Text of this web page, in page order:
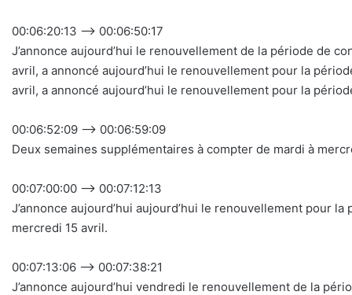
00:06:20:13 –> 00:06:50:17
J’annonce aujourd’hui le renouvellement de la période de
avril, a annoncé aujourd’hui le renouvellement pour la
avril, a annoncé aujourd’hui le renouvellement pour la
00:06:52:09 –> 00:06:59:09
Deux semaines supplémentaires à compter de mardi à
00:07:00:00 –> 00:07:12:13
J’annonce aujourd’hui aujourd’hui le renouvellement pour
mercredi 15 avril.
00:07:13:06 –> 00:07:38:21
J’annonce aujourd’hui vendredi le renouvellement de la